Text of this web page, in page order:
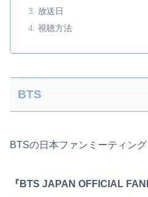
放送日
視聴方法
BTS
BTSの日本ファンミーティング
『BTS JAPAN OFFICIAL